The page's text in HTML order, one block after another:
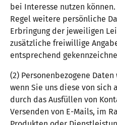
bei Interesse nutzen
Regel weitere persönliche
Erbringung der jeweiligen
zusätzliche freiwillige
entsprechend
(2) Personenbezogene
wenn Sie uns diese von sich
durch das Ausfüllen von
Versenden von E-Mails, im